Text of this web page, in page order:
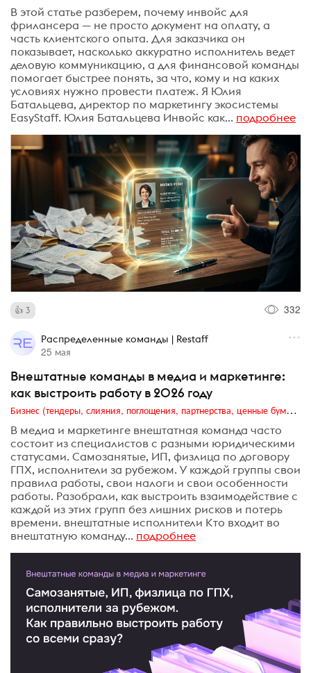
В этой статье разберем, почему инвойс для
фрилансера — не просто документ на оплату, а
часть клиентского опыта. Для заказчика он
показывает, насколько аккуратно исполнитель ведет
деловую коммуникацию, а для финансовой команды
помогает быстрее понять, за что, кому и на каких
условиях нужно провести платеж. Я Юлия
Батальцева, директор по маркетингу экосистемы
EasyStaff. Юлия Батальцева Инвойс как... подробнее
3 332
Распределенные команды | Restaff
25 мая
Внештатные команды в медиа и маркетинге:
как выстроить работу в 2026 году
Бизнес (тендеры, слияния, поглощения, партнерства, ценные бумаги, акционеры, финансы и отчетность)
В медиа и маркетинге внештатная команда часто
состоит из специалистов с разными юридическими
статусами. Самозанятые, ИП, физлица по договору
ГПХ, исполнители за рубежом. У каждой группы свои
правила работы, свои налоги и свои особенности
работы. Разобрали, как выстроить взаимодействие с
каждой из этих групп без лишних рисков и потерь
времени. внештатные исполнители Кто входит во
внештатную команду... подробнее